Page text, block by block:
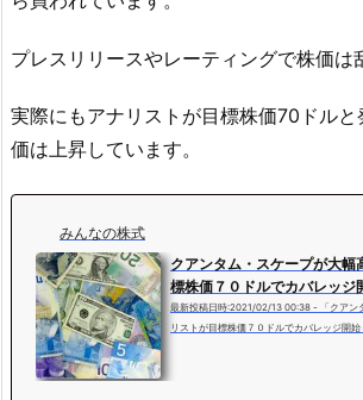
プレスリリースやレーティングで株価は
実際にもアナリストが目標株価70ドル
価は上昇しています。
みんなの株式
クアンタム・スケープが大
標株価７０ドルでカバレッジ
最新投稿日時:2021/02/13 00:38 - 「クア
リストが目標株価７０ドルでカバレッジ開始